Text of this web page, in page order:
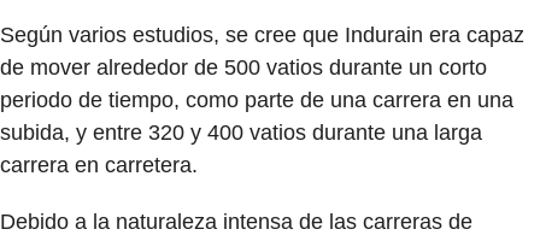
Según varios estudios, se cree que Indurain era capaz
de mover alrededor de 500 vatios durante un corto
periodo de tiempo, como parte de una carrera en una
subida, y entre 320 y 400 vatios durante una larga
carrera en carretera.
Debido a la naturaleza intensa de las carreras de